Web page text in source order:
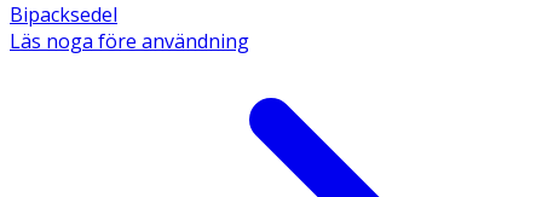
Bipacksedel
Läs noga före användning